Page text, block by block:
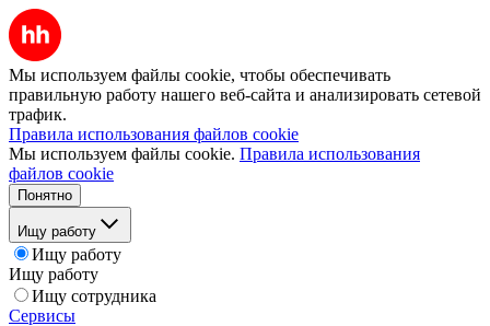
Мы используем файлы cookie, чтобы обеспечивать
правильную работу нашего веб-сайта и анализировать сетевой
трафик.
Правила использования файлов cookie
Мы используем файлы cookie. Правила использования
файлов cookie
Понятно
Ищу работу
Ищу работу
Ищу работу
Ищу сотрудника
Сервисы